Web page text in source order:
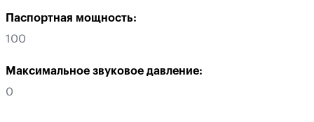
Паспортная мощность:
100
Максимальное звуковое давление:
0